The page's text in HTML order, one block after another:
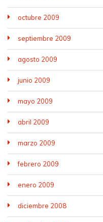
octubre 2009
septiembre 2009
agosto 2009
junio 2009
mayo 2009
abril 2009
marzo 2009
febrero 2009
enero 2009
diciembre 2008